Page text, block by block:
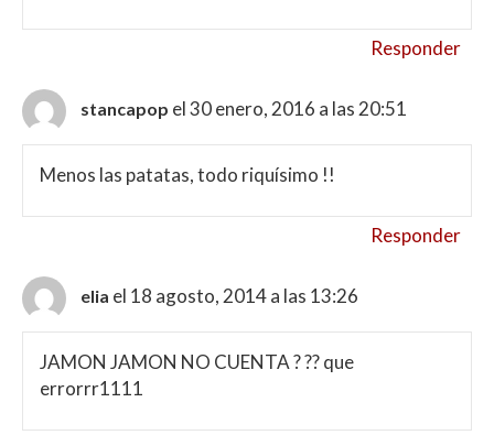
Responder
stancapop el 30 enero, 2016 a las 20:51
Menos las patatas, todo riquísimo !!
Responder
elia el 18 agosto, 2014 a las 13:26
JAMON JAMON NO CUENTA ? ?? que
errorrr1111